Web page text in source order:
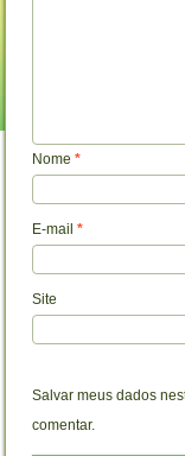
Nome*
E-mail*
Site
Salvar meus dados
comentar.